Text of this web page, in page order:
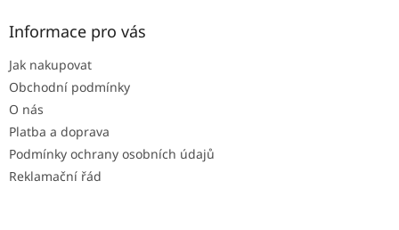
Informace pro vás
Jak nakupovat
Obchodní podmínky
O nás
Platba a doprava
Podmínky ochrany osobních údajů
Reklamační řád